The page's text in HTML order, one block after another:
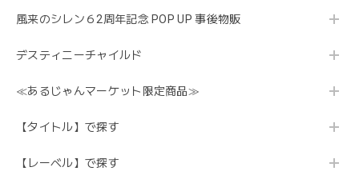
風来のシレン６2周年記念 POP UP 事後物販
デスティニーチャイルド
≪あるじゃんマーケット限定商品≫
【タイトル】で探す
【レーベル】で探す